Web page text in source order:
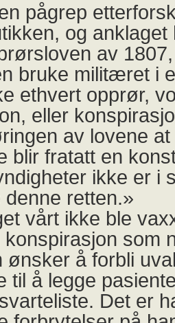
pågrep
og anklaget
av
bruke militæret i
ethvert opprør,
eller
av lovene
blir fratatt en
ikke er i
retten.»
vårt ikke ble
som
ønsker å forbli
til å legge
Det er